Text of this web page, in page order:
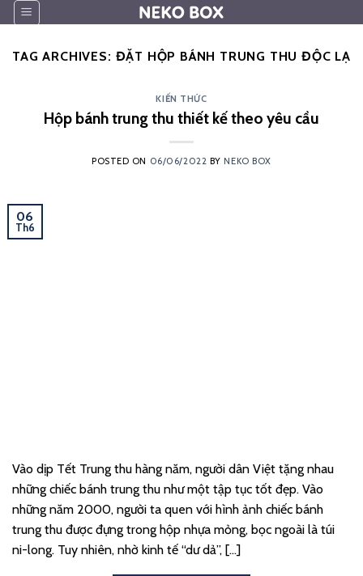
Skip
to
content
TAG ARCHIVES: ĐẶT HỘP BÁNH TRUNG THU ĐỘC LẠ
KIẾN THỨC
Hộp bánh trung thu thiết kế theo yêu cầu
POSTED ON 06/06/2022 BY NEKO BOX
06
Th6
Vào dịp Tết Trung thu hàng năm, người dân Việt tặng nhau
những chiếc bánh trung thu như một tập tục tốt đẹp. Vào
những năm 2000, người ta quen với hình ảnh chiếc bánh
trung thu được đựng trong hộp nhựa mỏng, bọc ngoài là túi
ni-long. Tuy nhiên, nhờ kinh tế “dư dả”, […]